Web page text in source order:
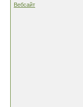
Вебсайт